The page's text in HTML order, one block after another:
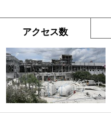
アクセス数